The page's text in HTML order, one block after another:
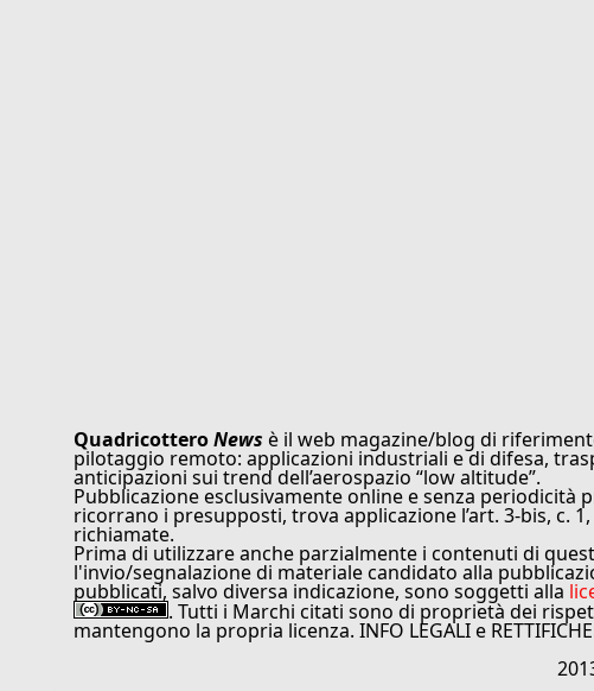
QuadricotteroNews è il web magazine/blog di
pilotaggio remoto: applicazioni industriali e di difesa,
anticipazioni sui trend dell’aerospazio “low altitude”.
Pubblicazione esclusivamente online e senza
ricorrano i presupposti, trova applicazione l’art. 3-bis, c.
richiamate.
Prima di utilizzare anche parzialmente i contenuti di
l'invio/segnalazione di materiale candidato alla
pubblicati, salvo diversa indicazione, sono soggetti alla
. Tutti i Marchi citati sono di proprietà dei
mantengono la propria licenza. INFO LEGALI e